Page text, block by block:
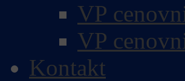
VP
VP
Kontakt